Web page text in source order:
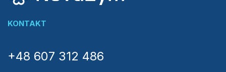
KONTAKT
+48 607 312 486